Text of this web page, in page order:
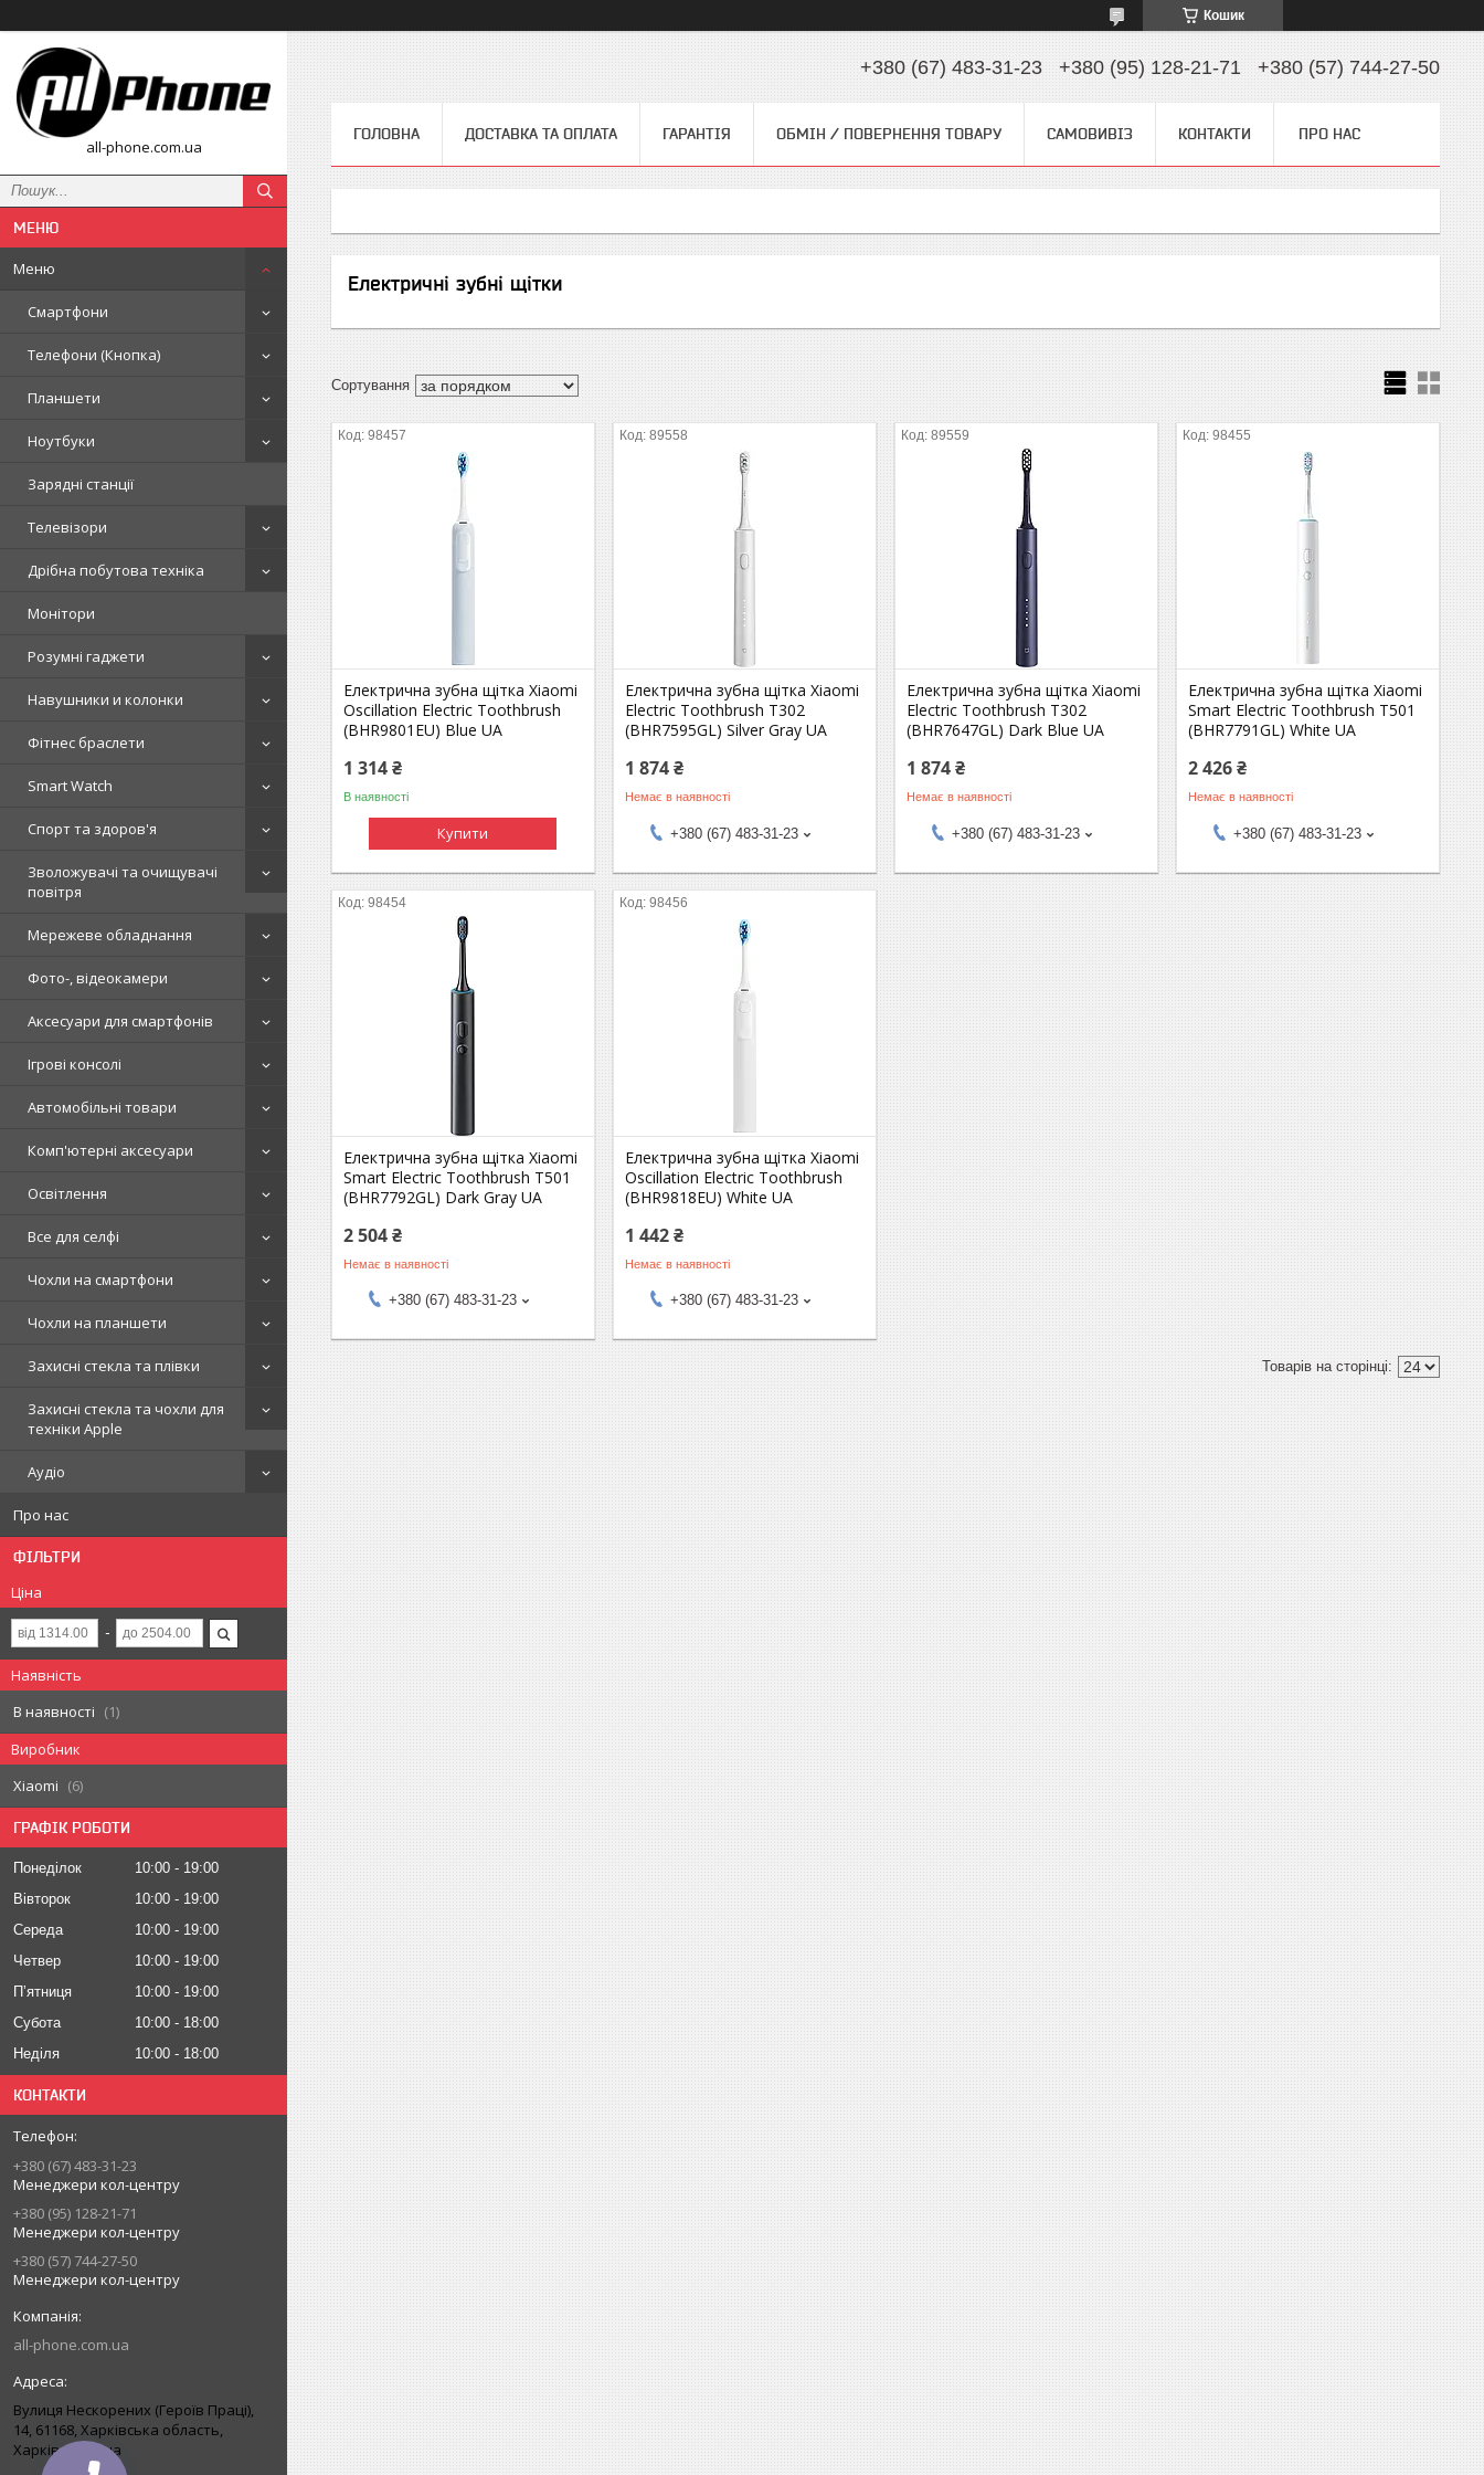
Кошик
all-phone.com.ua
Меню
Смартфони
Телефони (Кнопка)
Планшети
Ноутбуки
Зарядні станції
Телевізори
Дрібна побутова техніка
Монітори
Розумні гаджети
Навушники и колонки
Фітнес браслети
Smart Watch
Спорт та здоров'я
Зволожувачі та очищувачі
повітря
Мережеве обладнання
Фото-, відеокамери
Аксесуари для смартфонів
Ігрові консолі
Автомобільні товари
Комп'ютерні аксесуари
Освітлення
Все для селфі
Чохли на смартфони
Чохли на планшети
Захисні стекла та плівки
Захисні стекла та чохли для
техніки Apple
Аудіо
Про нас
ФІЛЬТРИ
Ціна
Наявність
В наявності
1
Виробник
Xiaomi
6
ГРАФІК РОБОТИ
Понеділок 10:00
19:00
Вівторок
10:00
19:00
Середа
10:00
19:00
Четвер
10:00
19:00
Пʼятниця
10:00
19:00
Субота
10:00
18:00
Неділя
10:00 18:00
КОНТАКТИ
+380 (67) 483-31-23
Менеджери кол-центру
+380 (95) 128-21-71
Менеджери кол-центру
+380 (57) 744-27-50
Менеджери кол-центру
all-phone.com.ua
Вулиця Нескорених (Героїв Праці),
14, 61168, Харківська область,
Харків, Україна
+380 (67) 483-31-23 +380 (95) 128-21-71 +380 (57) 744-27-50
ГОЛОВНА ДОСТАВКА ТА ОПЛАТА ГАРАНТІЯ ОБМІН / ПОВЕРНЕННЯ ТОВАРУ САМОВИВІЗ КОНТАКТИ ПРО НАС
Електричні зубні щітки
98457
Електрична зубна щітка Xiaomi
Oscillation Electric Toothbrush
(BHR9801EU) Blue UA
1 314 ₴
В наявності
Купити
89558
Електрична зубна щітка Xiaomi
Electric Toothbrush T302
(BHR7595GL) Silver Gray UA
1 874 ₴
Немає в наявності
+380 (67) 483-31-23
89559
Електрична зубна щітка Xiaomi
Electric Toothbrush T302
(BHR7647GL) Dark Blue UA
1 874 ₴
Немає в наявності
+380 (67) 483-31-23
98455
Електрична зубна щітка Xiaomi
Smart Electric Toothbrush T501
(BHR7791GL) White UA
2 426 ₴
Немає в наявності
+380 (67) 483-31-23
98454
Електрична зубна щітка Xiaomi
Smart Electric Toothbrush T501
(BHR7792GL) Dark Gray UA
2 504 ₴
Немає в наявності
+380 (67) 483-31-23
98456
Електрична зубна щітка Xiaomi
Oscillation Electric Toothbrush
(BHR9818EU) White UA
1 442 ₴
Немає в наявності
+380 (67) 483-31-23